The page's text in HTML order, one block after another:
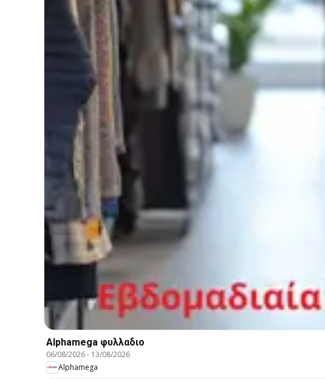
Alphamega φυλλαδιο
06/08/2026- 13/08/2026
Alphamega